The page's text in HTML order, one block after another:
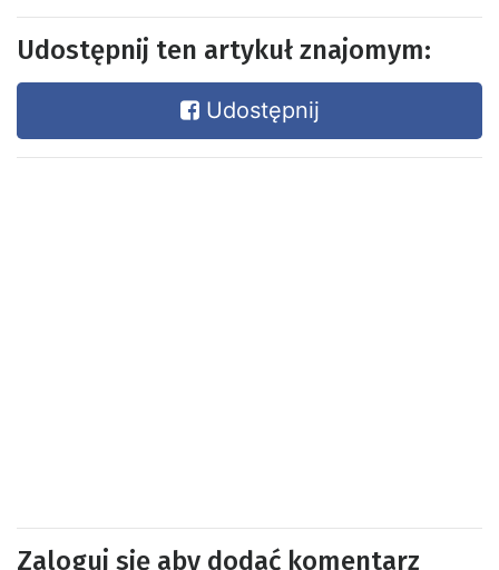
Udostępnij ten artykuł znajomym:
Udostępnij
Zaloguj się aby dodać komentarz